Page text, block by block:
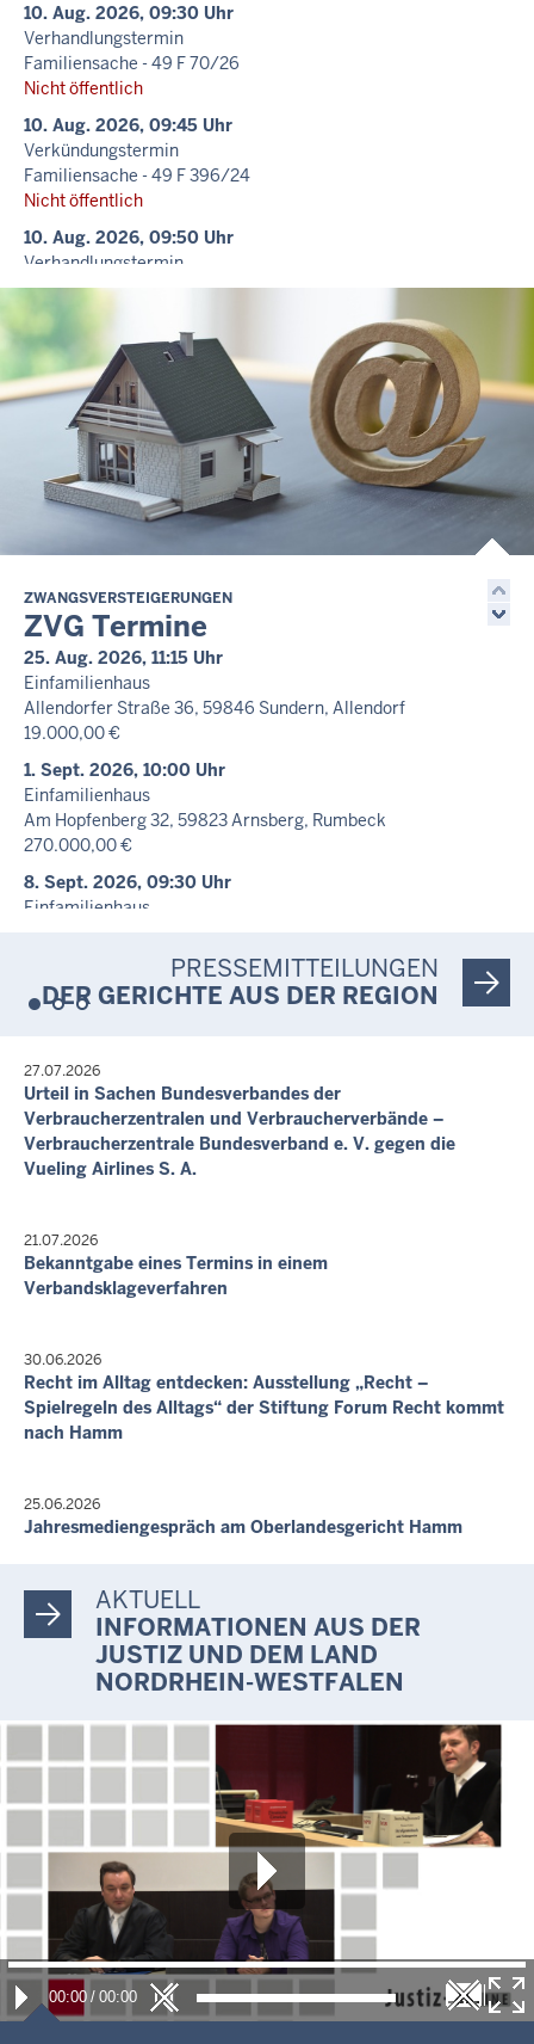
10. Aug. 2026, 09:30 Uhr
Verhandlungstermin
Familiensache - 49 F 70/26
Nicht öffentlich
10. Aug. 2026, 09:45 Uhr
Verkündungstermin
Familiensache - 49 F 396/24
Nicht öffentlich
10. Aug. 2026, 09:50 Uhr
Verhandlungstermin
Familiensache - 49 F 360/25
Nicht öffentlich
10. Aug. 2026, 10:10 Uhr
Verhandlungstermin
Familiensache - 49 F 571/25
Nicht öffentlich
10. Aug. 2026, 10:20 Uhr
Verhandlungstermin
Familiensache - 49 F 349/26
Verhandlungstermin
Familiensache - 49 F 426/26
Nicht öffentlich
10. Aug. 2026, 12:30 Uhr
Erörterungstermin
Familiensache - 49 F 441/26
Nicht öffentlich
10. Aug. 2026, 13:15 Uhr
Verhandlungstermin
Familiensache - 49 F 818/25
Nicht öffentlich
10. Aug. 2026, 14:00 Uhr
Familiensache - 49 F 465/26
Nicht öffentlich
Bußgeldverfahren - 47 OWi 278/26
Letzte Aktualisierung:
6. Aug. 2026, 17:58 Uhr
ZWANGSVERSTEIGERUNGEN
ZVG Termine
25. Aug. 2026, 11:15 Uhr
Einfamilienhaus
Allendorfer Straße 36, 59846 Sundern, Allendorf
19.000,00 €
1. Sept. 2026, 10:00 Uhr
Einfamilienhaus
Am Hopfenberg 32, 59823 Arnsberg, Rumbeck
270.000,00 €
8. Sept. 2026, 09:30 Uhr
Einfamilienhaus
15. Sept. 2026, 09:30 Uhr
178.000,00 €
29. Sept. 2026, 11:20 Uhr
Zweifamilienhaus
Rodentelgenstraße 14, 59759 Arnsberg, Bruchhausen
207.000,00 €
Garage, Einfamilienhaus
An der Landstraße 17, 59757 Arnsberg, Herdringen
402.000,00 €
Eigentumswohnung (3 bis 4 Zimmer)
Wilhelm-Hauff-Straße 35, 59846 Sundern
133.000,00 €
Letzte Aktualisierung:
PRESSEMITTEILUNGEN
DER GERICHTE AUS DER REGION
27.07.2026
Urteil in Sachen Bundesverbandes der
Verbraucherzentralen und Verbraucherverbände –
Verbraucherzentrale Bundesverband e. V. gegen die
Vueling Airlines S. A.
21.07.2026
Bekanntgabe eines Termins in einem
Verbandsklageverfahren
30.06.2026
Recht im Alltag entdecken: Ausstellung „Recht –
Spielregeln des Alltags“ der Stiftung Forum Recht kommt
nach Hamm
25.06.2026
Jahresmediengespräch am Oberlandesgericht Hamm
AKTUELL
INFORMATIONEN AUS DER
JUSTIZ UND DEM LAND
NORDRHEIN-WESTFALEN
00:00 / 00:00